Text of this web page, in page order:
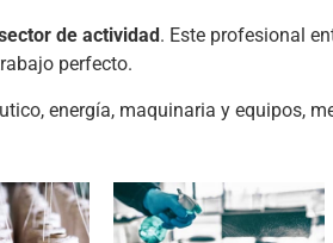
de actividad . Este profesional
perfecto.
energía, maquinaria y equipos,